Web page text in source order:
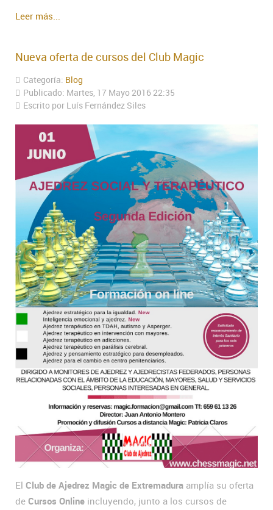
Leer más...
Nueva oferta de cursos del Club Magic
Categoría: Blog
Publicado: Martes, 17 Mayo 2016 22:35
Escrito por Luís Fernández Siles
El Club de Ajedrez Magic de Extremadura amplía su oferta
de Cursos Online incluyendo, junto a los cursos de